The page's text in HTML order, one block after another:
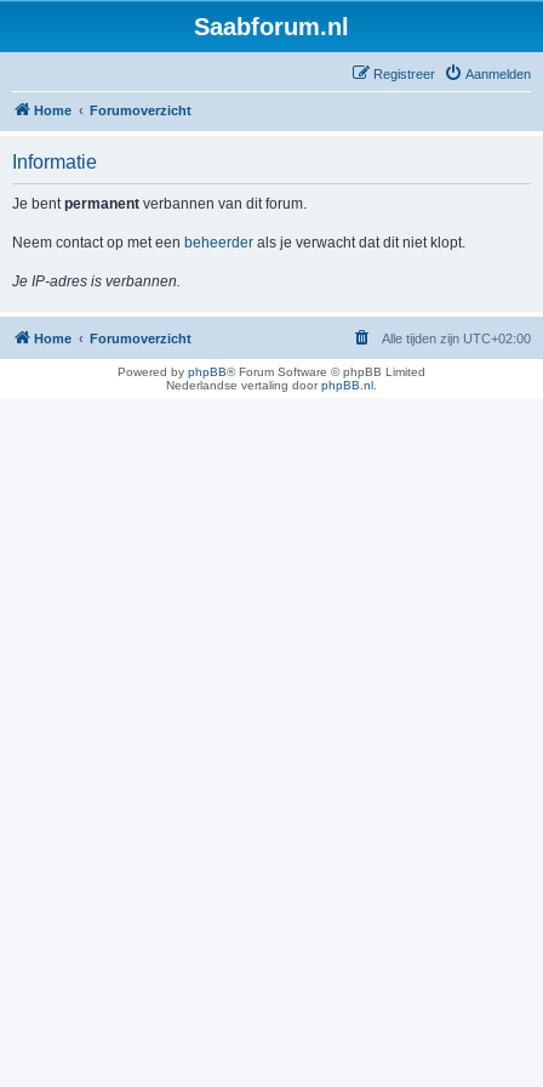
Saabforum.nl
Aanmelden
Registreer
Home Forumoverzicht
Informatie
Je bentpermanent verbannen van dit forum.
Neem contact op met een beheerder als je verwacht dat dit niet klopt.
Je IP-adres is verbannen.
Home Forumoverzicht Alle tijden zijn UTC+02:00
Powered by phpBB® Forum Software © phpBB Limited
Nederlandse vertaling doorphpBB.nl